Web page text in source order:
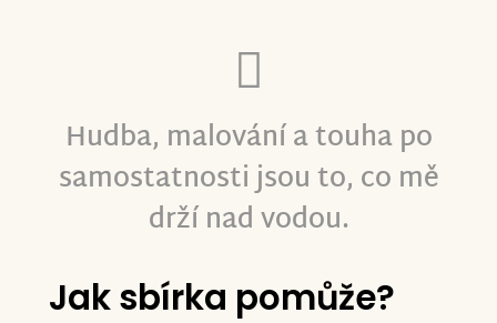
Hudba, malování a touha po
samostatnosti jsou to, co mě
drží nad vodou.
Jak sbírka pomůže?